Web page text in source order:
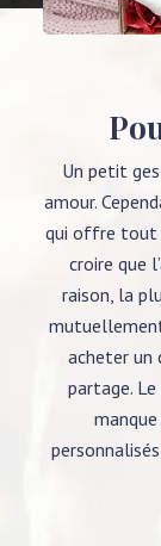
Un petit
amour.
qui offre tout
croire que
raison, la
acheter un
partage.